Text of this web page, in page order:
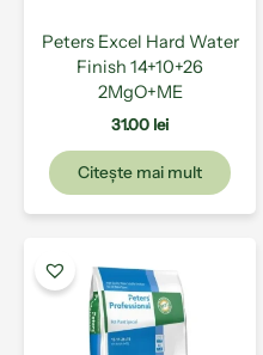
Peters Excel Hard Water
Finish 14+10+26
2MgO+ME
31.00 lei
Citește mai mult